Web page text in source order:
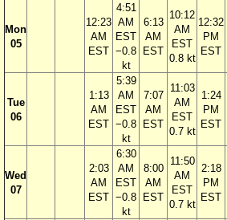
Mon
05
12:23
AM
EST
4:51
AM
EST
−0.8
kt
6:13
AM
EST
10:12
AM
EST
0.8 kt
12:32
PM
EST
Tue
06
1:13
AM
EST
5:39
AM
EST
−0.8
kt
7:07
AM
EST
11:03
AM
EST
0.7 kt
1:24
PM
EST
Wed
07
2:03
AM
EST
6:30
AM
EST
−0.8
kt
8:00
AM
EST
11:50
AM
EST
0.7 kt
2:18
PM
EST